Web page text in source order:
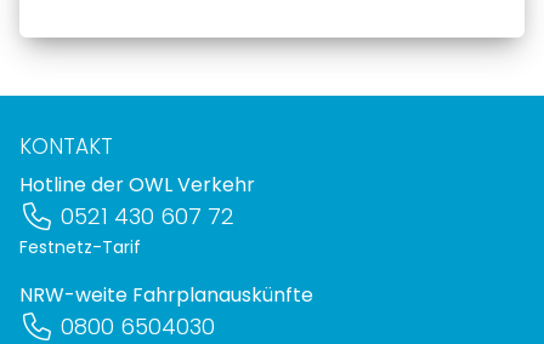
KONTAKT
Hotline der OWL Verkehr
0521 430 607 72
Festnetz-Tarif
NRW-weite Fahrplanauskünfte
0800 6504030